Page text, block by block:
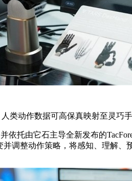
类动作数据可高保真映射至灵巧
依托由它石主导全新发布的
调整动作策略，将感知、理解、